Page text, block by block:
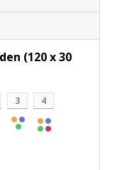
(120 x 30
3 4